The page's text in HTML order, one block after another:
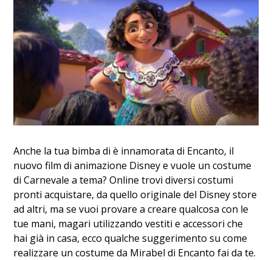
Anche la tua bimba di è innamorata di Encanto, il
nuovo film di animazione Disney e vuole un costume
di Carnevale a tema? Online trovi diversi costumi
pronti acquistare, da quello originale del Disney store
ad altri, ma se vuoi provare a creare qualcosa con le
tue mani, magari utilizzando vestiti e accessori che
hai già in casa, ecco qualche suggerimento su come
realizzare un costume da Mirabel di Encanto fai da te.